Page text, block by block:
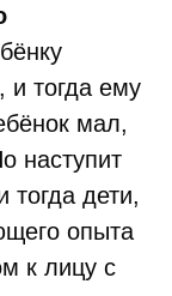
и тогда ему
мал,
наступит
тогда дети,
опыта
к лицу с